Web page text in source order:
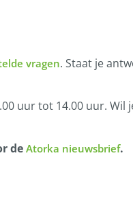
vragen. Staat je
uur tot 14.00 uur. Wil
de Atorka nieuwsbrief.